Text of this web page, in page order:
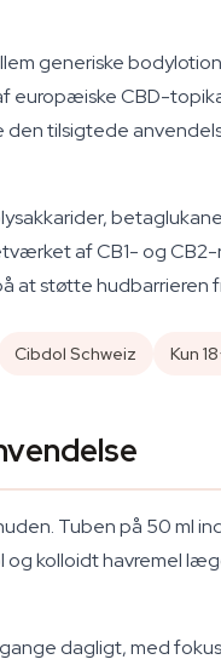
generiske
CBD-
tilsigtede
af CB1- og
at støtte hudbarrieren
Cibdol Schweiz Kun
Tuben på 50 ml
kolloidt havremel
dagligt, med